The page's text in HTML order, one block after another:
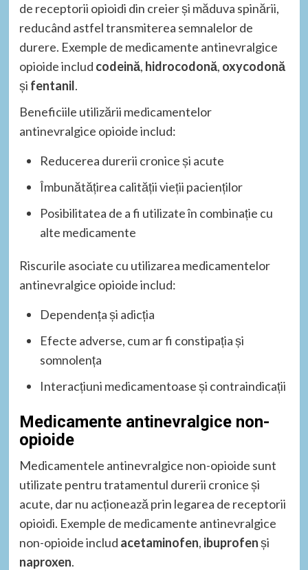
de receptorii opioidi din creier și măduva spinării,
reducând astfel transmiterea semnalelor de
durere. Exemple de medicamente antinevralgice
opioide includ codeină, hidrocodonă, oxycodonă
și fentanil.
Beneficiile utilizării medicamentelor
antinevralgice opioide includ:
Reducerea durerii cronice și acute
Îmbunătățirea calității vieții pacienților
Posibilitatea de a fi utilizate în combinație cu
alte medicamente
Riscurile asociate cu utilizarea medicamentelor
antinevralgice opioide includ:
Dependența și adicția
Efecte adverse, cum ar fi constipația și
somnolența
Interacțiuni medicamentoase și contraindicații
Medicamente antinevralgice non-
opioide
Medicamentele antinevralgice non-opioide sunt
utilizate pentru tratamentul durerii cronice și
acute, dar nu acționează prin legarea de receptorii
opioidi. Exemple de medicamente antinevralgice
non-opioide includ acetaminofen, ibuprofenși
naproxen.